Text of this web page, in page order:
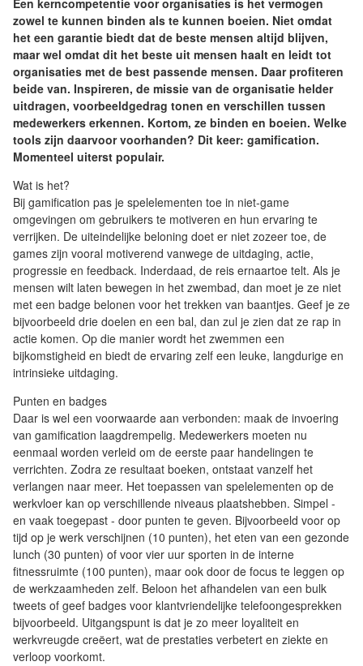
Een kerncompetentie voor organisaties is het vermogen
zowel te kunnen binden als te kunnen boeien. Niet omdat
het een garantie biedt dat de beste mensen altijd blijven,
maar wel omdat dit het beste uit mensen haalt en leidt tot
organisaties met de best passende mensen. Daar profiteren
beide van. Inspireren, de missie van de organisatie helder
uitdragen, voorbeeldgedrag tonen en verschillen tussen
medewerkers erkennen. Kortom, ze binden en boeien. Welke
tools zijn daarvoor voorhanden? Dit keer: gamification.
Momenteel uiterst populair.
Wat is het?
Bij gamification pas je spelelementen toe in niet-game
omgevingen om gebruikers te motiveren en hun ervaring te
verrijken. De uiteindelijke beloning doet er niet zozeer toe, de
games zijn vooral motiverend vanwege de uitdaging, actie,
progressie en feedback. Inderdaad, de reis ernaartoe telt. Als je
mensen wilt laten bewegen in het zwembad, dan moet je ze niet
met een badge belonen voor het trekken van baantjes. Geef je ze
bijvoorbeeld drie doelen en een bal, dan zul je zien dat ze rap in
actie komen. Op die manier wordt het zwemmen een
bijkomstigheid en biedt de ervaring zelf een leuke, langdurige en
intrinsieke uitdaging.
Punten en badges
Daar is wel een voorwaarde aan verbonden: maak de invoering
van gamification laagdrempelig. Medewerkers moeten nu
eenmaal worden verleid om de eerste paar handelingen te
verrichten. Zodra ze resultaat boeken, ontstaat vanzelf het
verlangen naar meer. Het toepassen van spelelementen op de
werkvloer kan op verschillende niveaus plaatshebben. Simpel -
en vaak toegepast - door punten te geven. Bijvoorbeeld voor op
tijd op je werk verschijnen (10 punten), het eten van een gezonde
lunch (30 punten) of voor vier uur sporten in de interne
fitnessruimte (100 punten), maar ook door de focus te leggen op
de werkzaamheden zelf. Beloon het afhandelen van een bulk
tweets of geef badges voor klantvriendelijke telefoongesprekken
bijvoorbeeld. Uitgangspunt is dat je zo meer loyaliteit en
werkvreugde creëert, wat de prestaties verbetert en ziekte en
verloop voorkomt.